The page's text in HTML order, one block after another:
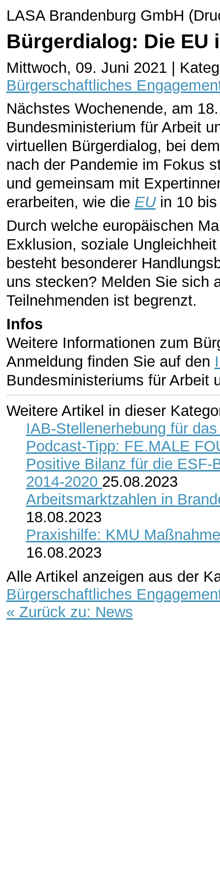
LASA Brandenburg GmbH
Bürgerdialog: Die EU
Mittwoch, 09. Juni 2021 |
Bürgerschaftliches
Nächstes Wochenende, am
Bundesministerium für Arbeit
virtuellen Bürgerdialog, bei
nach der Pandemie im Fokus
und gemeinsam mit
erarbeiten, wie die EUin 10 bis
Durch welche europäischen
Exklusion, soziale
besteht besonderer
uns stecken? Melden Sie sich
Teilnehmenden ist begrenzt.
Infos
Weitere Informationen zum
Anmeldung finden Sie auf den
Bundesministeriums für Arbeit
Weitere Artikel in dieser
IAB-Stellenerhebung für
Podcast-Tipp: FE.MALE
Positive Bilanz für die ESF-
2014-2020 25.08.2023
Arbeitsmarktzahlen in
18.08.2023
Praxishilfe: KMU
16.08.2023
Alle Artikel anzeigen aus der
Bürgerschaftliches
« Zurück zu: News